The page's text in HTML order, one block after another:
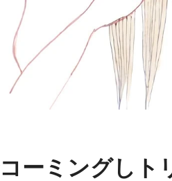
ーミングしト